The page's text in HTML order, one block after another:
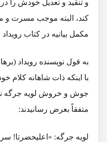
و تنقید و تعدیل خودش را
کند، البته موجب مسرت
مکمل بیانیه در کتاب رویداد
به قول نویسنده رویداد
با اینکه ذات شاهانه کلام
جوش و خروش لویه جرگه
متفقاً بعرض رسانیدند:
لویه جرگه: «اعلیحضرتا!